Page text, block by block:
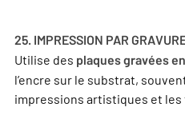
25. IMPRESSION PAR
Utilise des plaques gravées
l’encre sur le substrat,
impressions artistiques et les